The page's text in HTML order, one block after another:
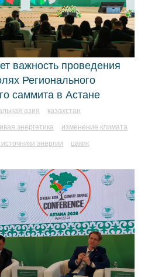
важность проведения
Регионального
саммита в Астане
азия
казахстан
энергетика
изменение климата
энергии
цакик